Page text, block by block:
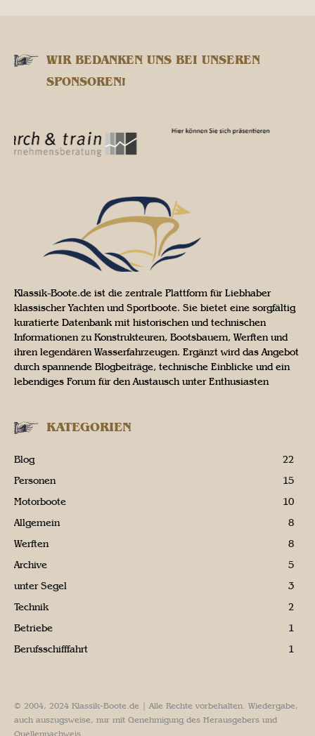
WIR BEDANKEN UNS BEI UNSEREN
SPONSOREN!
Klassik-Boote.de ist die zentrale Plattform für Liebhaber
klassischer Yachten und Sportboote. Sie bietet eine sorgfältig
kuratierte Datenbank mit historischen und technischen
Informationen zu Konstrukteuren, Bootsbauern, Werften und
ihren legendären Wasserfahrzeugen. Ergänzt wird das Angebot
durch spannende Blogbeiträge, technische Einblicke und ein
lebendiges Forum für den Austausch unter Enthusiasten
KATEGORIEN
Blog
22
Personen
15
Motorboote
10
Allgemein
8
Werften
8
Archive
5
unter Segel
3
Technik
2
Betriebe
1
Berufsschifffahrt
1
© 2004, 2024 Klassik-Boote.de | Alle Rechte vorbehalten. Wiedergabe,
auch auszugsweise, nur mit Genehmigung des Herausgebers und
Quellennachweis.